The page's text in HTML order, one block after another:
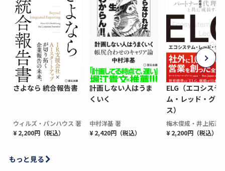
さよなら 統合報告書
ウィルズ・パンハウス 著
¥ 2,200円（税込）
計画しない人はうま
くいく
中村洋基 著
¥ 2,420円（税込）
ELG（エコシステ
ム・レッド・グロ
ス）
梅木俊成・井上拓海
¥ 2,200円（税込）
もっと見る